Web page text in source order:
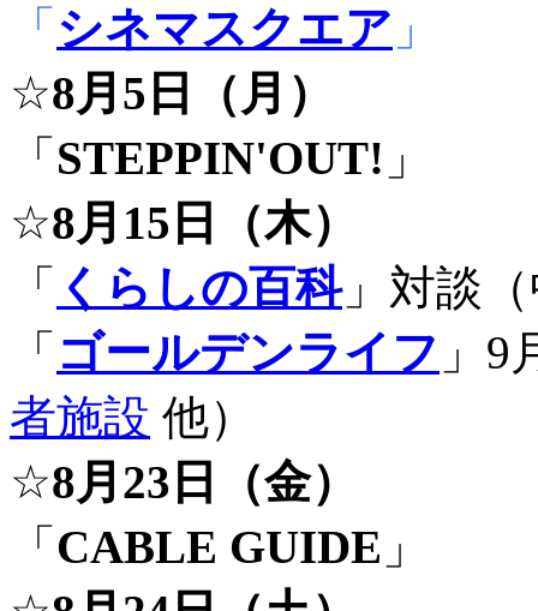
「 シネマスクエア 」
☆8月5日（月）
「 STEPPIN'OUT! 」
☆8月15日（木）
「 くらしの百科」対談
「 ゴールデンライフ 」
者施設 他）
☆8月23日（金）
「 CABLE GUIDE 」